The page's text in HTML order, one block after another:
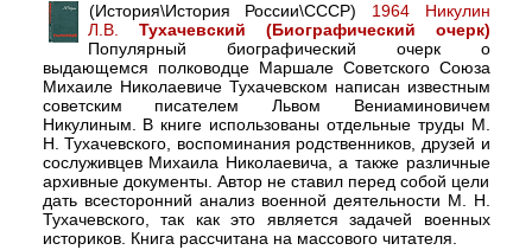
(История\История России\СССР) 1964 Никулин
Л.В. Тухачевский (Биографический очерк)
Популярный биографический очерк о
выдающемся полководце Маршале Советского Союза
Михаиле Николаевиче Тухачевском написан известным
советским писателем Львом Вениаминовичем
Никулиным. В книге использованы отдельные труды М.
Н. Тухачевского, воспоминания родственников, друзей и
сослуживцев Михаила Николаевича, а также различные
архивные документы. Автор не ставил перед собой цели
дать всесторонний анализ военной деятельности М. Н.
Тухачевского, так как это является задачей военных
историков. Книга рассчитана на массового читателя.